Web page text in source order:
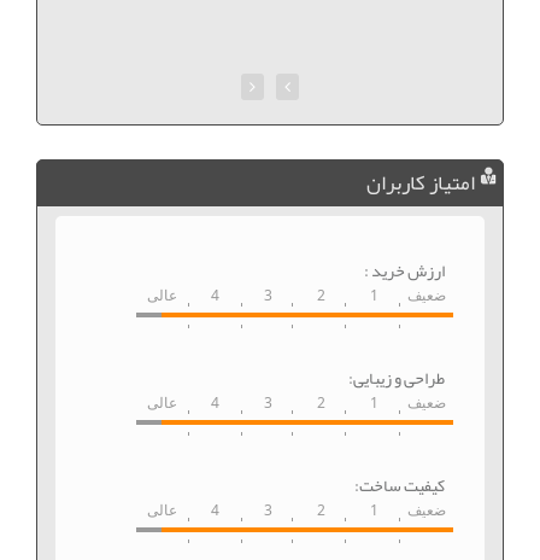
امتیاز کاربران
ارزش خرید :
ضعیف 1
2
3
4 عالی
طراحی و زیبایی:
ضعیف 1
2
3
4 عالی
کیفیت ساخت:
ضعیف 1
2
3
4 عالی